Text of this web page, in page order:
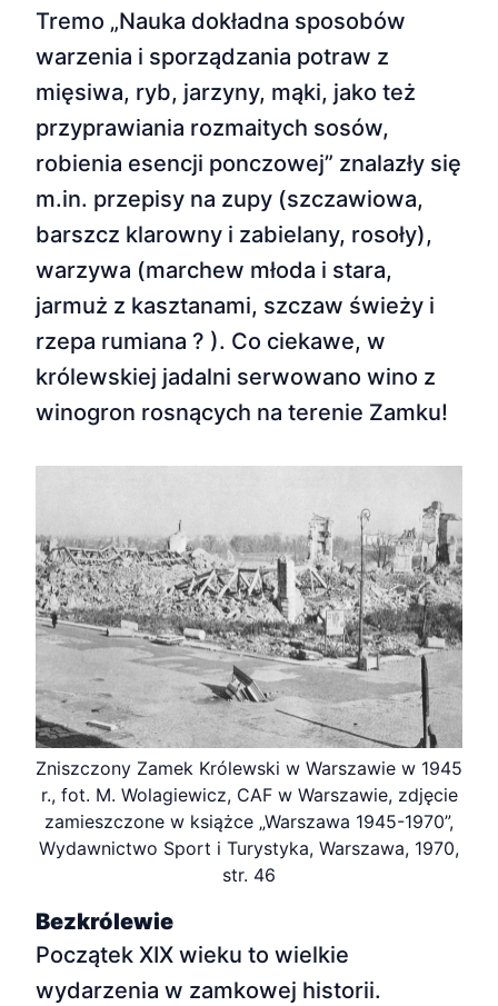
Tremo „Nauka dokładna sposobów
warzenia i sporządzania potraw z
mięsiwa, ryb, jarzyny, mąki, jako też
przyprawiania rozmaitych sosów,
robienia esencji ponczowej” znalazły się
m.in. przepisy na zupy (szczawiowa,
barszcz klarowny i zabielany, rosoły),
warzywa (marchew młoda i stara,
jarmuż z kasztanami, szczaw świeży i
rzepa rumiana ? ). Co ciekawe, w
królewskiej jadalni serwowano wino z
winogron rosnących na terenie Zamku!
Zniszczony Zamek Królewski w Warszawie w 1945
r., fot. M. Wolagiewicz, CAF w Warszawie, zdjęcie
zamieszczone w książce „Warszawa 1945-1970”,
Wydawnictwo Sport i Turystyka, Warszawa, 1970,
str. 46
Bezkrólewie
Początek XIX wieku to wielkie
wydarzenia w zamkowej historii.